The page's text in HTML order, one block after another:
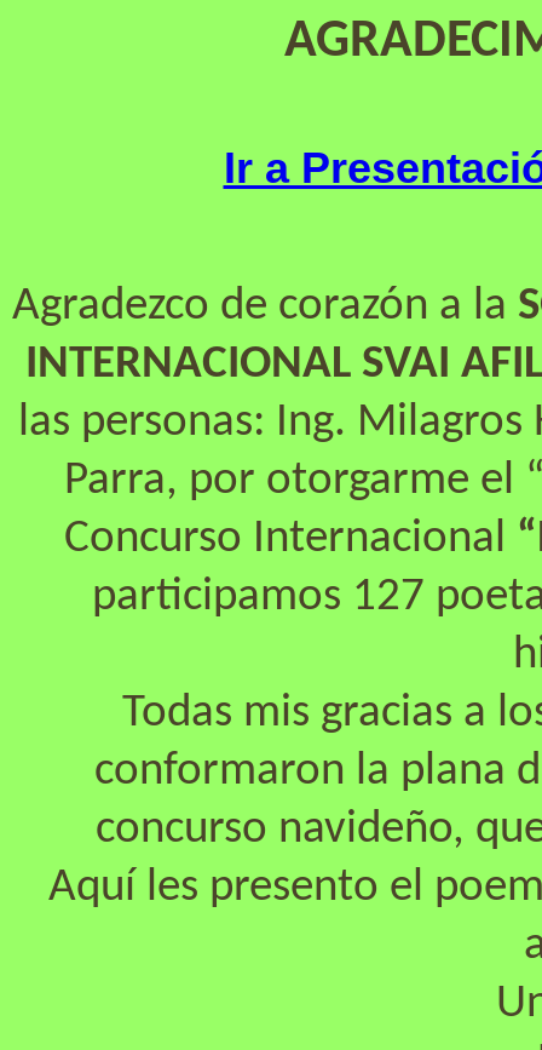
Ir a
Agradezco de corazón a la
INTERNACIONAL SVAI
las personas: Ing.
Parra, por otorgarme el
Concurso Internacional
participamos 127
Todas mis gracias a
conformaron la plana
concurso navideño,
Aquí les presento el